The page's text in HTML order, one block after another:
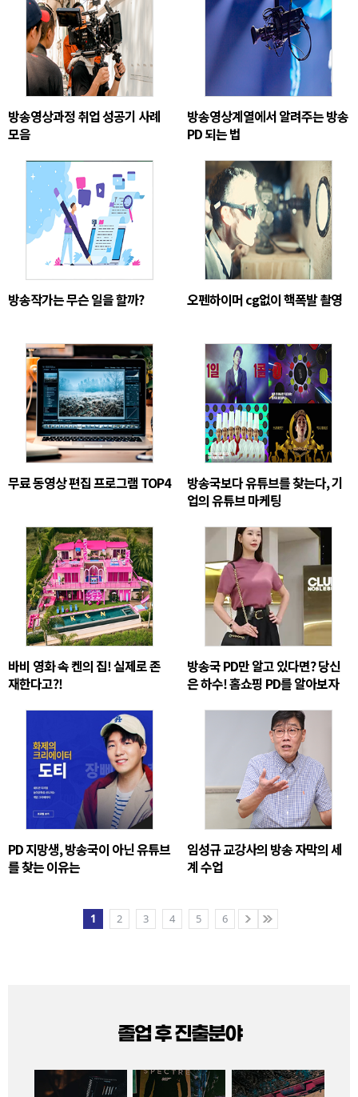
방송영상과정 취업 성공기 사례
모음
방송영상계열에서 알려주는 방송
PD 되는 법
방송작가는 무슨 일을 할까? 오펜하이머 cg없이 핵폭발 촬영
무료 동영상 편집 프로그램 TOP4
방송국보다 유튜브를 찾는다, 기
업의 유튜브 마케팅
바비 영화 속 켄의 집! 실제로 존
재한다고?!
방송국 PD만 알고 있다면? 당신
은 하수! 홈쇼핑 PD를 알아보자
PD 지망생, 방송국이 아닌 유튜브
를 찾는 이유는
임성규 교강사의 방송 자막의 세
계 수업
1 2 3 4 5 6
졸업 후 진출분야